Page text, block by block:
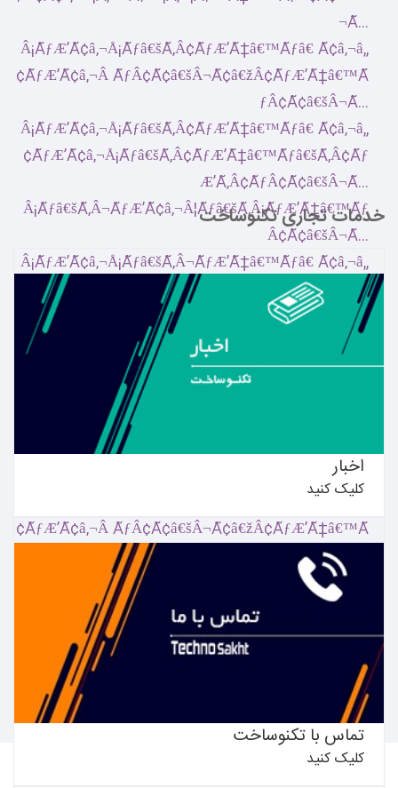
خدمات تجاری تکنوساخت
بیشتر بدانید ←
اخبار
کلیک کنید
بیشتر بدانید ←
تماس با تکنوساخت
کلیک کنید